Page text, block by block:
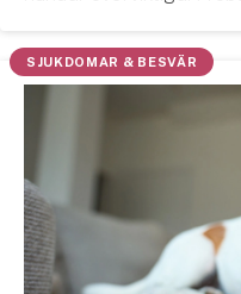
Jakthundsförsäkring
Djurförsäkring
Hem & hus
Hemförsäkring
hälsorisker, utfodring och
SJUKDOMAR & BESVÄR